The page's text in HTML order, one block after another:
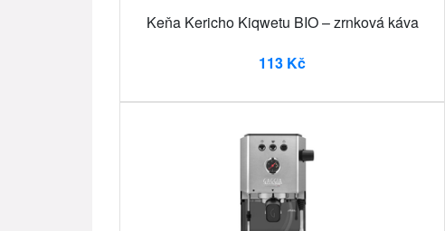
Keňa Kericho Kiqwetu BIO – zrnková káva
113 Kč